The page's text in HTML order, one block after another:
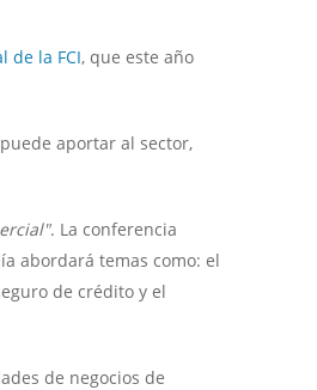
de la FCI, que este año
aportar al sector,
. La conferencia
abordará temas como: el
de crédito y el
de negocios de